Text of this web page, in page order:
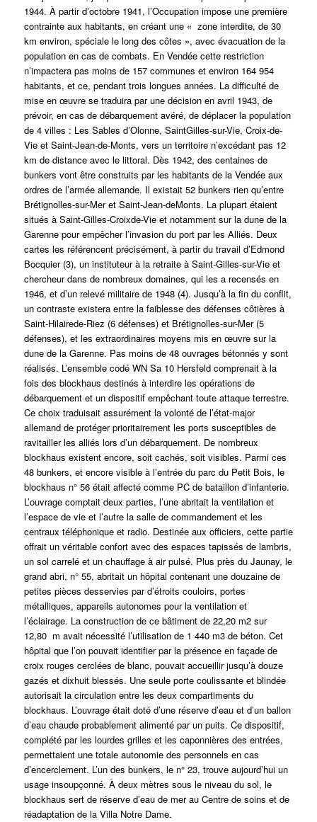
1944. À partir d’octobre 1941, l’Occupation impose une première
contrainte aux habitants, en créant une « zone interdite, de 30
km environ, spéciale le long des côtes », avec évacuation de la
population en cas de combats. En Vendée cette restriction
n’impactera pas moins de 157 communes et environ 164 954
habitants, et ce, pendant trois longues années. La difficulté de
mise en œuvre se traduira par une décision en avril 1943, de
prévoir, en cas de débarquement avéré, de déplacer la population
de 4 villes : Les Sables d’Olonne, SaintGilles-sur-Vie, Croix-de-
Vie et Saint-Jean-de-Monts, vers un territoire n’excédant pas 12
km de distance avec le littoral. Dès 1942, des centaines de
bunkers vont être construits par les habitants de la Vendée aux
ordres de l’armée allemande. Il existait 52 bunkers rien qu’entre
Brétignolles-sur-Mer et Saint-Jean-deMonts. La plupart étaient
situés à Saint-Gilles-Croixde-Vie et notamment sur la dune de la
Garenne pour empêcher l’invasion du port par les Alliés. Deux
cartes les référencent précisément, à partir du travail d’Edmond
Bocquier (3), un instituteur à la retraite à Saint-Gilles-sur-Vie et
chercheur dans de nombreux domaines, qui les a recensés en
1946, et d’un relevé militaire de 1948 (4). Jusqu’à la fin du conflit,
un contraste existera entre la faiblesse des défenses côtières à
Saint-Hilairede-Riez (6 défenses) et Brétignolles-sur-Mer (5
défenses), et les extraordinaires moyens mis en œuvre sur la
dune de la Garenne. Pas moins de 48 ouvrages bétonnés y sont
réalisés. L’ensemble codé WN Sa 10 Hersfeld comprenait à la
fois des blockhaus destinés à interdire les opérations de
débarquement et un dispositif empêchant toute attaque terrestre.
Ce choix traduisait assurément la volonté de l’état-major
allemand de protéger prioritairement les ports susceptibles de
ravitailler les alliés lors d’un débarquement. De nombreux
blockhaus existent encore, soit cachés, soit visibles. Parmi ces
48 bunkers, et encore visible à l’entrée du parc du Petit Bois, le
blockhaus n° 56 était affecté comme PC de bataillon d’infanterie.
L’ouvrage comptait deux parties, l’une abritait la ventilation et
l’espace de vie et l’autre la salle de commandement et les
centraux téléphonique et radio. Destinée aux officiers, cette partie
offrait un véritable confort avec des espaces tapissés de lambris,
un sol carrelé et un chauffage à air pulsé. Plus près du Jaunay, le
grand abri, n° 55, abritait un hôpital contenant une douzaine de
petites pièces desservies par d’étroits couloirs, portes
métalliques, appareils autonomes pour la ventilation et
l’éclairage. La construction de ce bâtiment de 22,20 m2 sur
12,80 m avait nécessité l’utilisation de 1 440 m3 de béton. Cet
hôpital que l’on pouvait identifier par la présence en façade de
croix rouges cerclées de blanc, pouvait accueillir jusqu’à douze
gazés et dixhuit blessés. Une seule porte coulissante et blindée
autorisait la circulation entre les deux compartiments du
blockhaus. L’ouvrage était doté d’une réserve d’eau et d’un ballon
d’eau chaude probablement alimenté par un puits. Ce dispositif,
complété par les lourdes grilles et les caponnières des entrées,
permettaient une totale autonomie des personnels en cas
d’encerclement. L’un des bunkers, le n° 23, trouve aujourd’hui un
usage insoupçonné. À deux mètres sous le niveau du sol, le
blockhaus sert de réserve d’eau de mer au Centre de soins et de
réadaptation de la Villa Notre Dame.